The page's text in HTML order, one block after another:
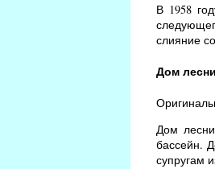
В 1958
слияние
Дом
Дом
бассейн.
супругам